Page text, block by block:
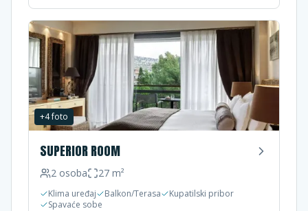
+4foto
SUPERIOR ROOM
2 osoba 27 m²
Klima uređaj Balkon/Terasa
Kupatilski pribor
Spavaće sobe